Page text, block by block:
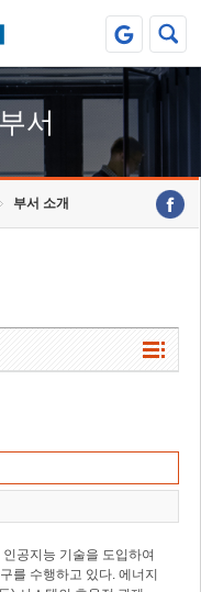
서
부서 소개
공지능 기술을 도입하여
를 수행하고 있다. 에너지